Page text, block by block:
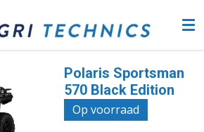
Polaris Sportsman
570 Black Edition
Op voorraad